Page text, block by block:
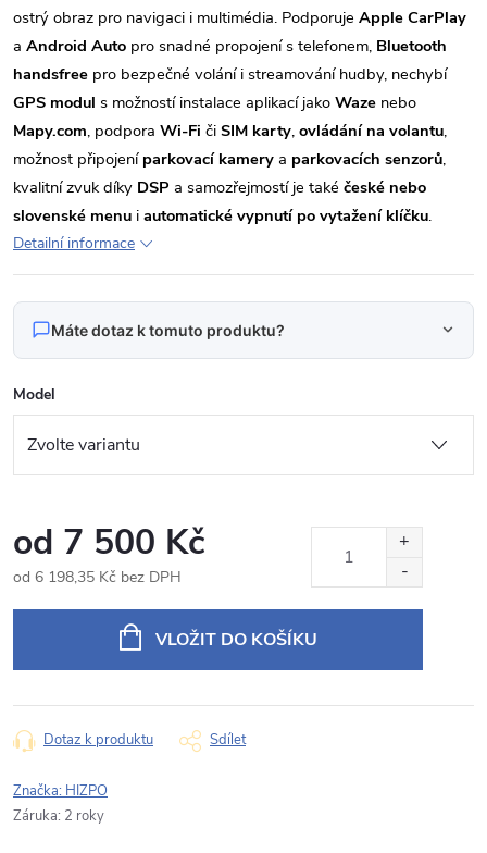
ostrý obraz pro navigaci i multimédia. Podporuje Apple CarPlay
a Android Auto pro snadné propojení s telefonem, Bluetooth
handsfree pro bezpečné volání i streamování hudby, nechybí
GPS modul s možností instalace aplikací jako Waze nebo
Mapy.com, podpora Wi-Fi či SIM karty, ovládání na volantu,
možnost připojení parkovací kamery a parkovacích senzorů,
kvalitní zvuk díky DSP a samozřejmostí je také české nebo
slovenské menu i automatické vypnutí po vytažení klíčku.
Detailní informace
Máte dotaz k tomuto produktu?
Napište nám svůj dotaz
Odpovídáme v pracovní dny do 24 hodin na váš e‑mail.
Produkt:
Jméno
Model
od 7 500 Kč
od 6 198,35 Kč bez DPH
VLOŽIT DO KOŠÍKU
Dotaz k produktu Sdílet
Značka: HIZPO
Záruka: 2 roky